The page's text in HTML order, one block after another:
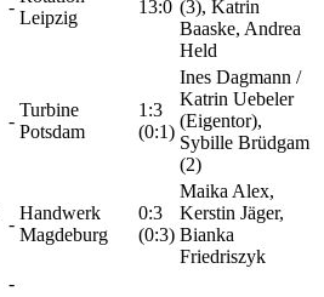
-
Leipzig
13:0 (3), Katrin
Baaske, Andrea
Held
-
Turbine
Potsdam
1:3
(0:1)
Ines Dagmann /
Katrin Uebeler
(Eigentor),
Sybille Brüdgam
(2)
-
Handwerk
Magdeburg
0:3
(0:3)
Maika Alex,
Kerstin Jäger,
Bianka
Friedriszyk
-